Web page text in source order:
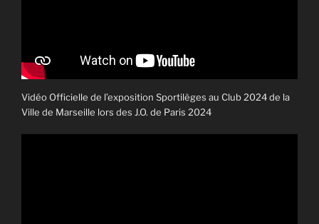
Vidéo Officielle de l’exposition Sportilèges au Club 2024 de la
Ville de Marseille lors des J.O. de Paris 2024